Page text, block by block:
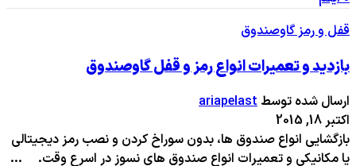
قفل و رمز گاوصندوق
بازدید و تعمیرات انواع رمز و قفل گاوصندوق
ارسال شده توسط ariapelast
اکتبر 18, 2015
بازگشایی انواع صندوق ها، بدون سوراخ کردن و نصب رمز دیجیتالی
یا مکانیکی و تعمیرات انواع صندوق های نسوز در اسرع وقت. ...